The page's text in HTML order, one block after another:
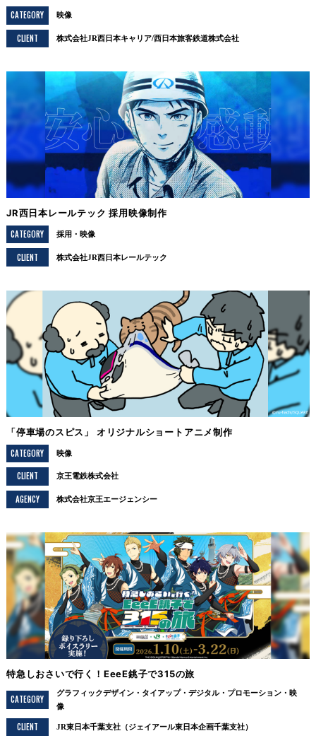
CATEGORY 映像
CLIENT 株式会社JR西日本キャリア/西日本旅客鉄道株式会社
JR西日本レールテック 採用映像制作
CATEGORY
採用 映像
CLIENT 株式会社JR西日本レールテック
「停車場のスピス」 オリジナルショートアニメ制作
CATEGORY
映像
CLIENT 京王電鉄株式会社
AGENCY 株式会社京王エージェンシー
特急しおさいで行く！EeeE銚子で315の旅
CATEGORY
グラフィックデザイン タイアップ デジタル プロモーション
映
像
CLIENT JR東日本千葉支社（ジェイアール東日本企画千葉支社）